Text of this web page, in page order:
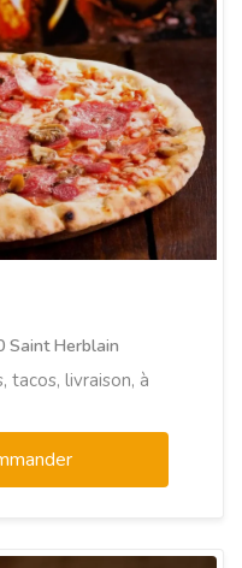
Saint Herblain
tacos, livraison, à